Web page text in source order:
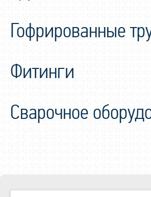
Гофрированные
Фитинги
Сварочное